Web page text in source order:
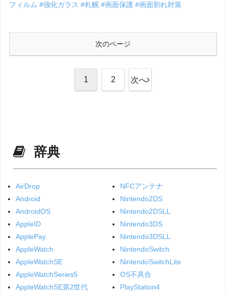
フィルム#強化ガラス#札幌#画面保護#画面割れ対策
次のページ
1 2 次へ
辞典
AirDrop
Android
AndroidOS
AppleID
ApplePay
AppleWatch
AppleWatchSE
AppleWatchSeries5
AppleWatchSE第2世代
NFCアンテナ
Nintendo2DS
Nintendo2DSLL
Nintendo3DS
Nintendo3DSLL
NintendoSwitch
NintendoSwitchLite
OS不具合
PlayStation4